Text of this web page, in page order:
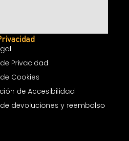
Privacidad
Cookies
de Accesibilidad
devoluciones y reembolso